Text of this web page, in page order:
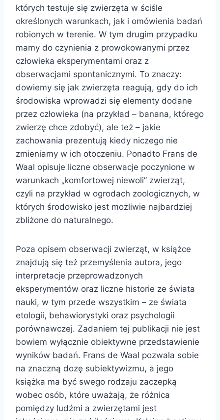
których testuje się zwierzęta w ściśle
określonych warunkach, jak i omówienia badań
robionych w terenie. W tym drugim przypadku
mamy do czynienia z prowokowanymi przez
człowieka eksperymentami oraz z
obserwacjami spontanicznymi. To znaczy:
dowiemy się jak zwierzęta reagują, gdy do ich
środowiska wprowadzi się elementy dodane
przez człowieka (na przykład – banana, którego
zwierzę chce zdobyć), ale też – jakie
zachowania prezentują kiedy niczego nie
zmieniamy w ich otoczeniu. Ponadto Frans de
Waal opisuje liczne obserwacje poczynione w
warunkach „komfortowej niewoli” zwierząt,
czyli na przykład w ogrodach zoologicznych, w
których środowisko jest możliwie najbardziej
zbliżone do naturalnego.
Poza opisem obserwacji zwierząt, w książce
znajdują się też przemyślenia autora, jego
interpretacje przeprowadzonych
eksperymentów oraz liczne historie ze świata
nauki, w tym przede wszystkim – ze świata
etologii, behawiorystyki oraz psychologii
porównawczej. Zadaniem tej publikacji nie jest
bowiem wyłącznie obiektywne przedstawienie
wyników badań. Frans de Waal pozwala sobie
na znaczną dozę subiektywizmu, a jego
książka ma być swego rodzaju zaczepką
wobec osób, które uważają, że różnica
pomiędzy ludźmi a zwierzętami jest